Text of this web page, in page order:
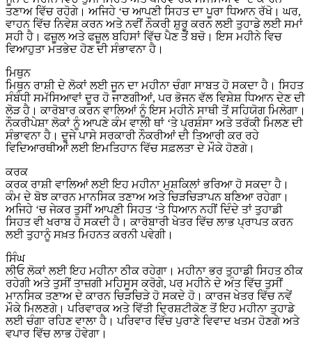
ਤਣਾਅ ਵਿੱਚ ਰਹੋਗੇ। ਅਜਿਹੇ ‘ਚ ਆਪਣੀ ਸਿਹਤ ਦਾ ਪੂਰਾ ਧਿਆਨ ਰੱਖੋ। ਘਰ,
ਵਾਹਨ ਵਿੱਚ ਨਿਵੇਸ਼ ਕਰਨ ਅਤੇ ਨਵੀਂ ਨੌਕਰੀ ਸ਼ੁਰੂ ਕਰਨ ਲਈ ਤੁਹਾਡੇ ਲਈ ਸਮਾਂ
ਸਹੀ ਹੈ। ਫਜ਼ੂਲ ਅਤੇ ਫਜ਼ੂਲ ਬਹਿਸਾਂ ਵਿੱਚ ਪੈਣ ਤੋਂ ਬਚੋ। ਇਸ ਮਹੀਨੇ ਵਿਚ
ਵਿਆਹੁਤਾ ਮਤਭੇਦ ਹੋਣ ਦੀ ਸੰਭਾਵਨਾ ਹੈ।
ਮਿਥੁਨ
ਮਿਥੁਨ ਰਾਸ਼ੀ ਦੇ ਲੋਕਾਂ ਲਈ ਜੂਨ ਦਾ ਮਹੀਨਾ ਚੰਗਾ ਸਾਬਤ ਹੋ ਸਕਦਾ ਹੈ। ਸਿਹਤ
ਸੰਬੰਧੀ ਸਮੱਸਿਆਵਾਂ ਦੂਰ ਹੋ ਜਾਣਗੀਆਂ, ਪਰ ਭੋਜਨ ਵੱਲ ਵਿਸ਼ੇਸ਼ ਧਿਆਨ ਦੇਣ ਦੀ
ਲੋੜ ਹੈ। ਕਾਰੋਬਾਰ ਕਰਨ ਵਾਲਿਆਂ ਨੂੰ ਇਸ ਮਹੀਨੇ ਸਾਥੀ ਤੋਂ ਸਹਿਯੋਗ ਮਿਲੇਗਾ।
ਨੌਕਰੀਪੇਸ਼ਾ ਲੋਕਾਂ ਨੂੰ ਆਪਣੇ ਕੰਮ ਵਾਲੀ ਥਾਂ ‘ਤੇ ਪ੍ਰਸ਼ੰਸਾ ਅਤੇ ਤਰੱਕੀ ਮਿਲਣ ਦੀ
ਸੰਭਾਵਨਾ ਹੈ। ਦੂਜੇ ਪਾਸੇ ਸਰਕਾਰੀ ਨੌਕਰੀਆਂ ਦੀ ਤਿਆਰੀ ਕਰ ਰਹੇ
ਵਿਦਿਆਰਥੀਆਂ ਲਈ ਇਮਤਿਹਾਨ ਵਿੱਚ ਸਫ਼ਲਤਾ ਦੇ ਮੌਕੇ ਹੋਣਗੇ।
ਕਰਕ
ਕਰਕ ਰਾਸ਼ੀ ਵਾਲਿਆਂ ਲਈ ਇਹ ਮਹੀਨਾ ਮੁਸ਼ਕਿਲਾਂ ਭਰਿਆ ਹੋ ਸਕਦਾ ਹੈ।
ਕੰਮ ਦੇ ਬੋਝ ਕਾਰਨ ਮਾਨਸਿਕ ਤਣਾਅ ਅਤੇ ਚਿੜਚਿੜਾਪਨ ਬਣਿਆ ਰਹੇਗਾ।
ਅਜਿਹੇ ‘ਚ ਜੇਕਰ ਤੁਸੀਂ ਆਪਣੀ ਸਿਹਤ ‘ਤੇ ਧਿਆਨ ਨਹੀਂ ਦਿੰਦੇ ਤਾਂ ਤੁਹਾਡੀ
ਸਿਹਤ ਵੀ ਖਰਾਬ ਹੋ ਸਕਦੀ ਹੈ। ਕਾਰੋਬਾਰੀ ਖੇਤਰ ਵਿੱਚ ਲਾਭ ਪ੍ਰਾਪਤ ਕਰਨ
ਲਈ ਤੁਹਾਨੂੰ ਸਖ਼ਤ ਮਿਹਨਤ ਕਰਨੀ ਪਵੇਗੀ।
ਸਿੰਘ
ਲੀਓ ਲੋਕਾਂ ਲਈ ਇਹ ਮਹੀਨਾ ਠੀਕ ਰਹੇਗਾ। ਮਹੀਨਾ ਭਰ ਤੁਹਾਡੀ ਸਿਹਤ ਠੀਕ
ਰਹੇਗੀ ਅਤੇ ਤੁਸੀਂ ਤਾਜ਼ਗੀ ਮਹਿਸੂਸ ਕਰੋਗੇ, ਪਰ ਮਹੀਨੇ ਦੇ ਅੰਤ ਵਿੱਚ ਤੁਸੀਂ
ਮਾਨਸਿਕ ਤਣਾਅ ਦੇ ਕਾਰਨ ਚਿੜਚਿੜੇ ਹੋ ਸਕਦੇ ਹੋ। ਕਾਰਜ ਖੇਤਰ ਵਿੱਚ ਨਵੇਂ
ਮੌਕੇ ਮਿਲਣਗੇ। ਪਰਿਵਾਰਕ ਅਤੇ ਵਿੱਤੀ ਦ੍ਰਿਸ਼ਟੀਕੋਣ ਤੋਂ ਇਹ ਮਹੀਨਾ ਤੁਹਾਡੇ
ਲਈ ਚੰਗਾ ਰਹਿਣ ਵਾਲਾ ਹੈ। ਪਰਿਵਾਰ ਵਿੱਚ ਪੁਰਾਣੇ ਵਿਵਾਦ ਖਤਮ ਹੋਣਗੇ ਅਤੇ
ਵਪਾਰ ਵਿੱਚ ਲਾਭ ਹੋਵੇਗਾ।